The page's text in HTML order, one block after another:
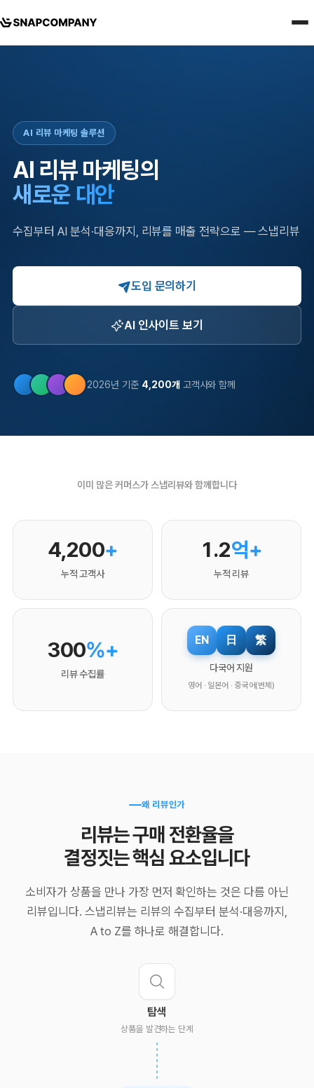
AI 리뷰 마케팅 솔루션
AI 리뷰 마케팅의
새로운 대안
수집부터 AI 분석·대응까지, 리뷰를 매출 전략으로 — 스냅리뷰
도입 문의하기
AI 인사이트 보기
2026년 기준 4,200개 고객사와 함께
이미 많은 커머스가 스냅리뷰와 함께합니다
4,200+
누적 고객사
1.2억+
누적 리뷰
300%+
리뷰 수집률
EN 日 繁
다국어 지원
영어 · 일본어 · 중국어(번체)
왜 리뷰인가
리뷰는 구매 전환율을
결정짓는핵심 요소입니다
소비자가 상품을 만나 가장 먼저 확인하는 것은 다름 아닌
리뷰입니다. 스냅리뷰는 리뷰의 수집부터 분석·대응까지,
A to Z를 하나로 해결합니다.
탐색
상품을 발견하는 단계